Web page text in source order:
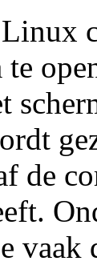
te
de
vaak